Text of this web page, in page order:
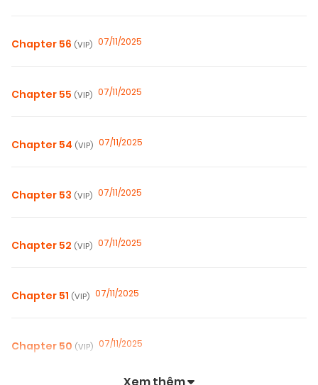
Chapter 56 (VIP) 07/11/2025
Chapter 55 (VIP) 07/11/2025
Chapter 54 (VIP) 07/11/2025
Chapter 53 (VIP) 07/11/2025
Chapter 52 (VIP) 07/11/2025
Chapter 51 (VIP) 07/11/2025
Chapter 50 (VIP) 07/11/2025